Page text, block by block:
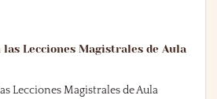
las Lecciones Magistrales de Aula
Lecciones Magistrales de Aula